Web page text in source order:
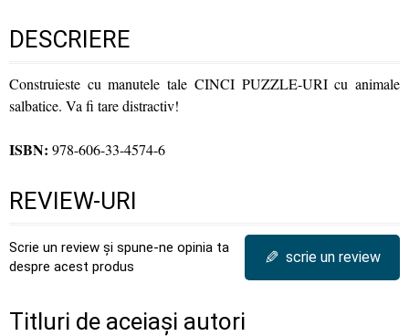
DESCRIERE
Construieste cu manutele tale CINCI PUZZLE-URI cu animale
salbatice. Va fi tare distractiv!
ISBN: 978-606-33-4574-6
REVIEW-URI
Scrie un review și spune-ne opinia ta
despre acest produs
✎ scrie un review
Titluri de aceiași autori